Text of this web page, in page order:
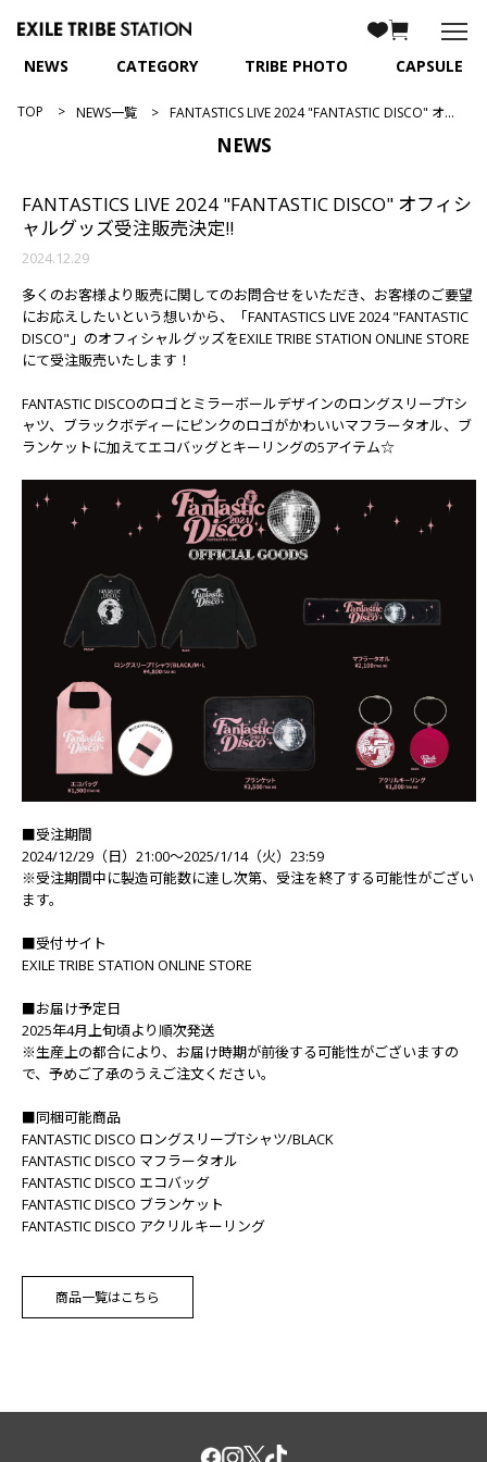
NEWS CATEGORY TRIBE PHOTO CAPSULE
TOP NEWS一覧 FANTASTICS LIVE 2024 "FANTASTIC DISCO" オフィシャルグッズ受注販売決定!!
NEWS
FANTASTICS LIVE 2024 "FANTASTIC DISCO" オフィシ
ャルグッズ受注販売決定!!
2024.12.29
多くのお客様より販売に関してのお問合せをいただき、お客様のご要望
にお応えしたいという想いから、「FANTASTICS LIVE 2024 "FANTASTIC
DISCO"」のオフィシャルグッズをEXILE TRIBE STATION ONLINE STORE
にて受注販売いたします！
FANTASTIC DISCOのロゴとミラーボールデザインのロングスリーブTシ
ャツ、ブラックボディーにピンクのロゴがかわいいマフラータオル、ブ
ランケットに加えてエコバッグとキーリングの5アイテム☆
■受注期間
2024/12/29（日）21:00～2025/1/14（火）23:59
※受注期間中に製造可能数に達し次第、受注を終了する可能性がござい
ます。
■受付サイト
EXILE TRIBE STATION ONLINE STORE
■お届け予定日
2025年4月上旬頃より順次発送
※生産上の都合により、お届け時期が前後する可能性がございますの
で、予めご了承のうえご注文ください。
■同梱可能商品
FANTASTIC DISCO ロングスリーブTシャツ/BLACK
FANTASTIC DISCO マフラータオル
FANTASTIC DISCO エコバッグ
FANTASTIC DISCO ブランケット
FANTASTIC DISCO アクリルキーリング
商品一覧はこちら